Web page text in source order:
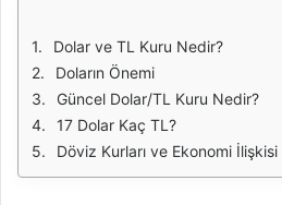
Dolar ve TL Kuru Nedir?
Doların Önemi
Güncel Dolar/TL Kuru Nedir?
17 Dolar Kaç TL?
Döviz Kurları ve Ekonomi İlişkisi